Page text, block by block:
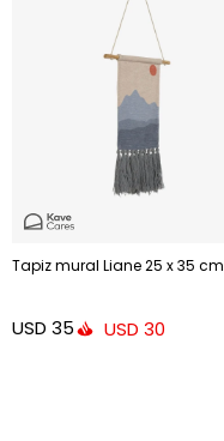
Tapiz mural Liane 25 x 35 cm
USD 35 USD 30